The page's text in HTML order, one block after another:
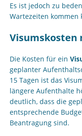
Es ist jedoch zu
Wartezeiten kommen
Visumskosten
Die Kosten für ein
geplanter
15 Tagen ist das
längere Aufenthalte
deutlich, dass die
entsprechende
Beantragung sind.